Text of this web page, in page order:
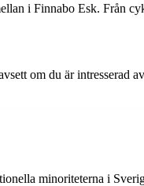
i Finnabo Esk. Från
om du är intresserad
minoriteterna i